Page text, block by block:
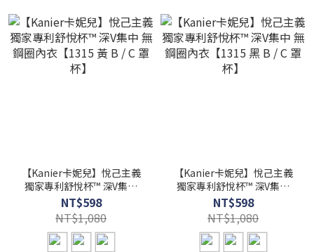
【Kanier卡妮兒】悅己主義
獨家專利舒悅杯™ 深V集中
無鋼圈內衣【1315 黃 B / C
罩杯】
NT$598
NT$1,080
【Kanier卡妮兒】悅己主義
獨家專利舒悅杯™ 深V集中
無鋼圈內衣【1315 黑 B / C
罩杯】
NT$598
NT$1,080